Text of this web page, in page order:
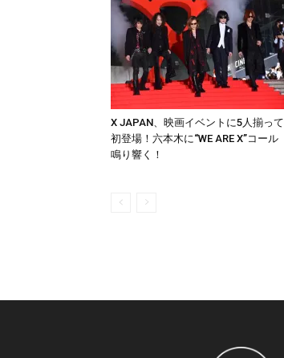
X JAPAN、映画イベントに5人揃って
初登場！六本木に“WE ARE X”コール
鳴り響く！